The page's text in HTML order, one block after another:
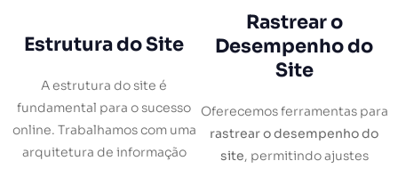
Estrutura do Site
A estrutura do site é
fundamental para o sucesso
online. Trabalhamos com uma
arquitetura de informação
Rastrear o
Desempenho do
Site
Oferecemos ferramentas para
rastrear o desempenho do
site, permitindo ajustes